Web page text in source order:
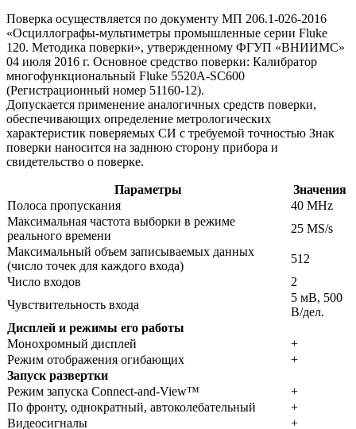
Поверка осуществляется по документу МП 206.1-026-2016
«Осциллографы-мультиметры промышленные серии Fluke
120. Методика поверки», утвержденному ФГУП «ВНИИМС»
04 июля 2016 г. Основное средство поверки: Калибратор
многофункциональный Fluke 5520A-SC600
(Регистрационный номер 51160-12).
Допускается применение аналогичных средств поверки,
обеспечивающих определение метрологических
характеристик поверяемых СИ с требуемой точностью Знак
поверки наносится на заднюю сторону прибора и
свидетельство о поверке.
Параметры
Значения
Полоса пропускания
40 MHz
Максимальная частота выборки в режиме
реального времени
25 MS/s
Максимальный объем записываемых данных
(число точек для каждого входа)
512
Число входов
2
Чувствительность входа
5 мВ, 500
В/дел.
Дисплей и режимы его работы
Монохромный дисплей
+
Режим отображения огибающих
+
Запуск развертки
Режим запуска Connect-and-View™
+
По фронту, однократный, автоколебательный
+
Видеосигналы
+